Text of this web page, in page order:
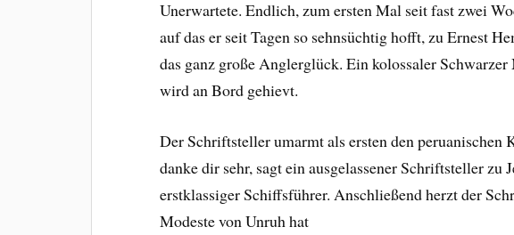
Unerwartete. Endlich, zum ersten Mal seit fast zwei
auf das er seit Tagen so sehnsüchtig hofft, zu Ernest
das ganz große Anglerglück. Ein kolossaler
wird an Bord gehievt.
Der Schriftsteller umarmt als ersten den peruanischen
danke dir sehr, sagt ein ausgelassener Schriftsteller zu
erstklassiger Schiffsführer. Anschließend herzt der
Modeste von Unruh hat